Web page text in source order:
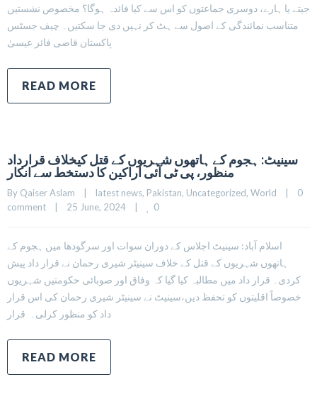
جیتے یا ہارے، دوسری جماعتوں کو اس سے کیا فائدہ ہوگا؟ مخصوص نشستیں
متناسب نمائندگی کے اصول سے ہٹ کر نہیں دی جا سکتیں۔ چیف جسٹس
پاکستان قاضی فائز عیسیٰ
READ MORE
سینیٹ: ہجوم کے ہاتھوں شہریوں کے قتل کیخلاف قرارداد
منظور، پی ٹی آئی اراکین کا دستخط سے انکار
By Qaiser Aslam latest news, Pakistan, Uncategorized, World
0
comment
25 June, 2024 0
اسلام آباد: سینیٹ اجلاس کے دوران سوات اور سرگودھا میں ہجوم کے
ہاتھوں شہریوں کے قتل کے خلاف سینیٹر شیری رحمان نے قرار داد پیش
کردی۔ قرار داد میں مطالبہ کیا گیا کہ وفاق اور صوبائی حکومتیں شہریوں
خصوصاً اقلیتوں کو تحفظ دیں،سینیٹ نے سینیٹر شیری رحمان کی اس قرار
داد کو منظور کرلی۔ قرار
READ MORE